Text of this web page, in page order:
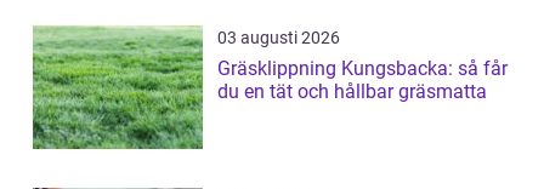
03 augusti 2026
Gräsklippning Kungsbacka: så får
du en tät och hållbar gräsmatta